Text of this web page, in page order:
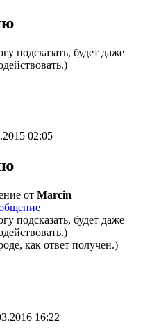
подсказать, будет даже
02:05
от Marcin
подсказать, будет даже
как ответ получен.)
16:22